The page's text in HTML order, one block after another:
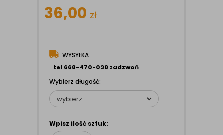
36,00 zł
WYSYŁKA
tel 668-470-038 zadzwoń
Wybierz długość:
Wpisz ilość sztuk: